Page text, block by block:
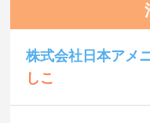
株式会社日本アメ
しこ